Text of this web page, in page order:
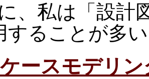
、私は「設計
することが多
ースモデリ